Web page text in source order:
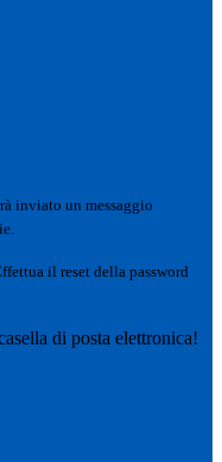
inviato un messaggio
il reset della password
di posta elettronica!